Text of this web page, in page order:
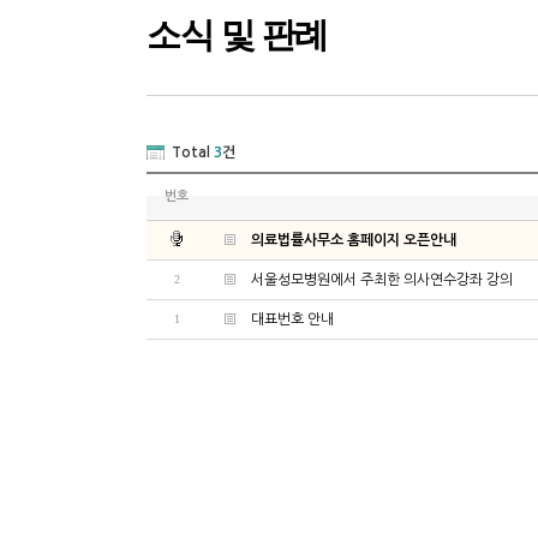
소식 및 판례
Total 3건
번호
의료법률사무소 홈페이지 오픈안내
2 서울성모병원에서 주최한 의사연수강좌 강의
1 대표번호 안내